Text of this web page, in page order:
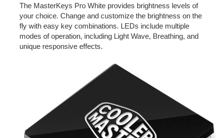
The MasterKeys Pro White provides brightness levels of
your choice. Change and customize the brightness on the
fly with easy key combinations. LEDs include multiple
modes of operation, including Light Wave, Breathing, and
unique responsive effects.